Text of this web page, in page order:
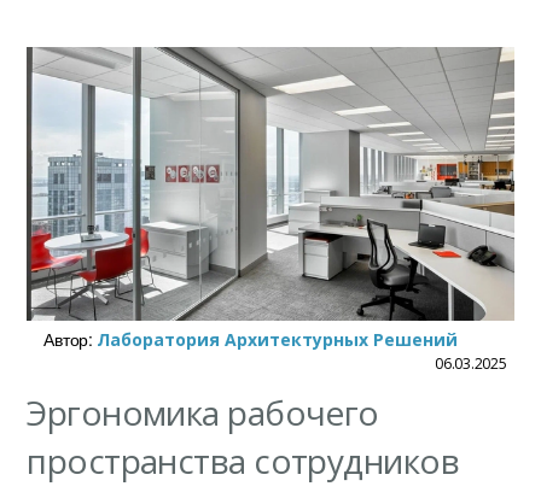
Автор: Лаборатория Архитектурных Решений
06.03.2025
Эргономика рабочего
пространства сотрудников